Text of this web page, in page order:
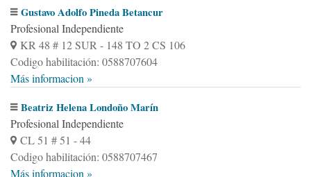
Gustavo Adolfo Pineda Betancur
Profesional Independiente
KR 48 # 12 SUR - 148 TO 2 CS 106
Codigo habilitación: 0588707604
Más informacion »
Beatriz Helena Londoño Marín
Profesional Independiente
CL 51 # 51 - 44
Codigo habilitación: 0588707467
Más informacion »